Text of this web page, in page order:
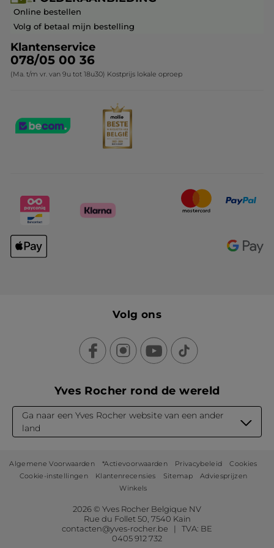
Kerstcollectie
Veelgestelde vragen
Contact opnemen
Franchisenemer of bedrijfsleider worden
Online bestellen
Volg of betaal mijn bestelling
Klantenservice
078/05 00 36
(Ma. t/m vr. van 9u tot 18u30) Kostprijs lokale oproep
Volg ons
Yves Rocher rond de wereld
Ga naar een Yves Rocher website van een ander
land
Algemene Voorwaarden *Actievoorwaarden Privacybeleid
Cookies
Cookie-instellingen
Klantenrecensies Sitemap
Adviesprijzen
Winkels
2026 © Yves Rocher Belgique NV
Rue du Follet 50, 7540 Kain
contacten@yves-rocher.be | TVA: BE
0405 912 732